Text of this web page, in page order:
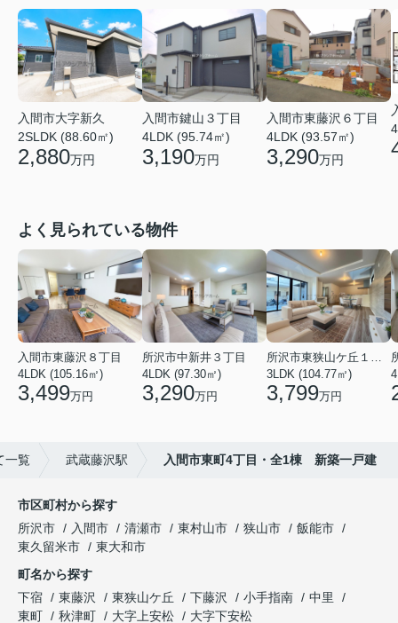
入間市大字新久
2SLDK (88.60㎡)
2,880万円
入間市鍵山３丁目
4LDK (95.74㎡)
3,190万円
入間市東藤沢６丁目
4LDK (93.57㎡)
3,290万円
よく見られている物件
入間市東藤沢８丁目
4LDK (105.16㎡)
3,499万円
所沢市中新井３丁目
4LDK (97.30㎡)
3,290万円
所沢市東狭山ケ丘１丁目
3LDK (104.77㎡)
3,799万円
一覧 武蔵藤沢駅 入間市東町4丁目・全1棟 新築一戸建
市区町村から探す
所沢市
入間市 清瀬市 東村山市 狭山市
飯能市
東久留米市
東大和市
町名から探す
下宿
東藤沢 東狭山ケ丘 下藤沢 小手指南
中里
東町
秋津町 大字上安松
大字下安松